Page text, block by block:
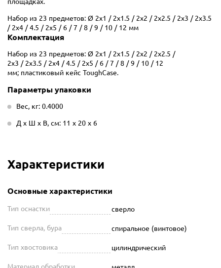
Набор из 23 предметов: Ø 2x1 / 2x1.5 / 2x2 / 2x2.5 / 2x3 / 2x3.5
/ 2x4 / 4.5 / 2x5 / 6 / 7 / 8 / 9 / 10 / 12 мм
Комплектация
Набор из 23 предметов: Ø 2x1 / 2x1.5 / 2x2 / 2x2.5 /
2x3 / 2x3.5 / 2x4 / 4.5 / 2x5 / 6 / 7 / 8 / 9 / 10 / 12
мм; пластиковый кейс ToughCase.
Параметры упаковки
Вес, кг: 0.4000
Д х Ш х В, см: 11 х 20 х 6
Характеристики
Основные характеристики
Тип оснастки сверло
Тип сверла, бура спиральное (винтовое)
Тип хвостовика цилиндрический